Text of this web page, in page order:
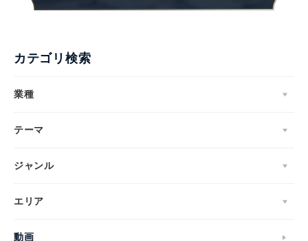
カテゴリ検索
業種
テーマ
ジャンル
エリア
動画